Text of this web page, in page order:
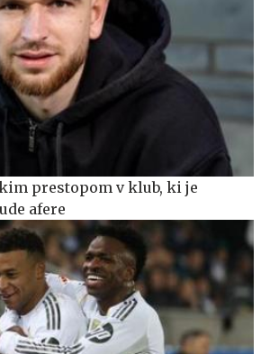
prestopom v klub, ki je
afere